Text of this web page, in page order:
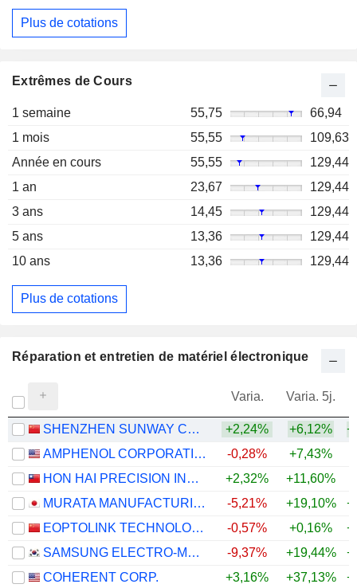
Plus de cotations
Extrêmes de Cours
1 semaine 55,75
66,94
1 mois
55,55
109,63
Année en cours
55,55
129,44
1 an
23,67
129,44
3 ans
14,45
129,44
5 ans
13,36
129,44
10 ans
13,36 129,44
Plus de cotations
Réparation et entretien de matériel électronique
Varia. Varia. 5j.
SHENZHEN SUNWAY COMMUNICATION CO., LTD. +2,24% +6,12%
AMPHENOL CORPORATION
-0,28% +7,43%
HON HAI PRECISION INDUSTRY CO., LTD.
+2,32% +11,60%
MURATA MANUFACTURING CO., LTD.
-5,21% +19,10%
EOPTOLINK TECHNOLOGY INC., LTD.
-0,57% +0,16%
SAMSUNG ELECTRO-MECHANICS CO., LTD.
-9,37% +19,44%
COHERENT CORP.
+3,16% +37,13%